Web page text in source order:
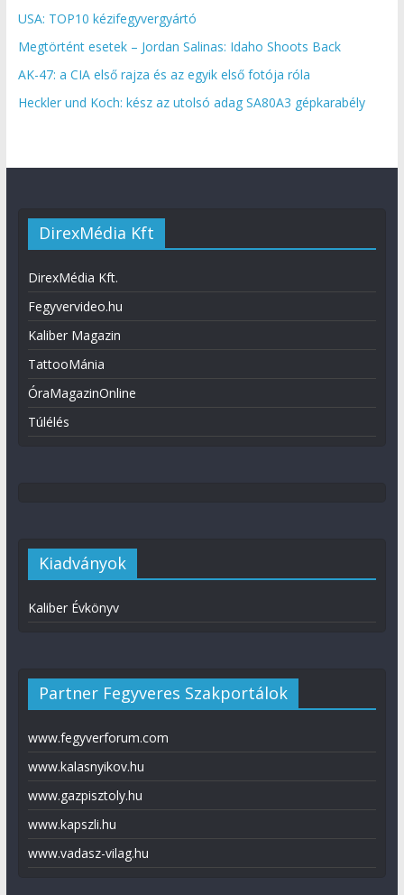
USA: TOP10 kézifegyvergyártó
Megtörtént esetek – Jordan Salinas: Idaho Shoots Back
AK-47: a CIA első rajza és az egyik első fotója róla
Heckler und Koch: kész az utolsó adag SA80A3 gépkarabély
DirexMédia Kft
DirexMédia Kft.
Fegyvervideo.hu
Kaliber Magazin
TattooMánia
ÓraMagazinOnline
Túlélés
Kiadványok
Kaliber Évkönyv
Partner Fegyveres Szakportálok
www.fegyverforum.com
www.kalasnyikov.hu
www.gazpisztoly.hu
www.kapszli.hu
www.vadasz-vilag.hu